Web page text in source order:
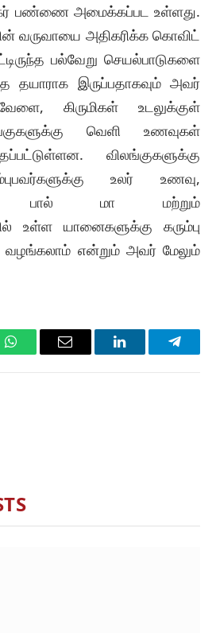
பண்ணை அமைக்கப்பட உள்ளது.
வருவாயை அதிகரிக்க கொவிட்
பல்வேறு செயல்பாடுகளை
தயாராக இருப்பதாகவும் அவர்
கிருமிகள் உடலுக்குள்
வெளி உணவுகள்
விலங்குகளுக்கு
உலர் உணவு,
பால் மா மற்றும்
உள்ள யானைகளுக்கு கரும்பு
என்றும் அவர் மேலும்
WhatsAppEmail LinkedIn